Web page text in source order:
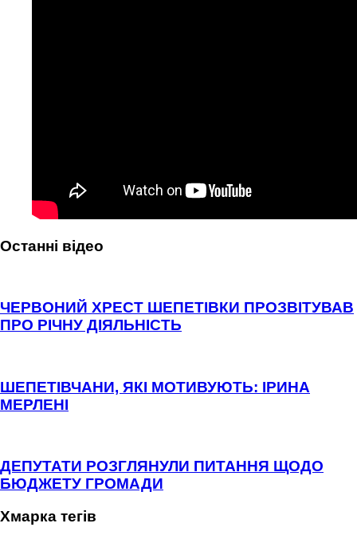
Останні відео
ЧЕРВОНИЙ ХРЕСТ ШЕПЕТІВКИ ПРОЗВІТУВАВ
ПРО РІЧНУ ДІЯЛЬНІСТЬ
ШЕПЕТІВЧАНИ, ЯКІ МОТИВУЮТЬ: ІРИНА
МЕРЛЕНІ
ДЕПУТАТИ РОЗГЛЯНУЛИ ПИТАННЯ ЩОДО
БЮДЖЕТУ ГРОМАДИ
Хмарка тегів